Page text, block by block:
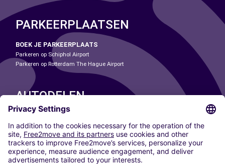
PARKEERPLAATSEN
BOEK JE PARKEERPLAATS
Parkeren op Schiphol Airport
Parkeren op Rotterdam The Hague Airport
AUTODELEN
ONZE STEDEN
Paris
Madrid
Washington DC
Milaan